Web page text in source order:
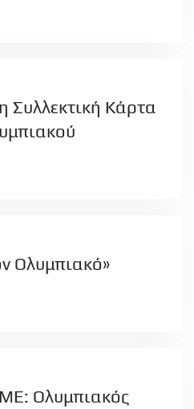
Συλλεκτική Κάρτα
Ολυμπιακό»
Ολυμπιακός